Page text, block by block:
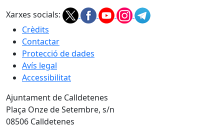
Xarxes socials:
Crèdits
Contactar
Protecció de dades
Avís legal
Accessibilitat
Ajuntament de Calldetenes
Plaça Onze de Setembre, s/n
08506 Calldetenes